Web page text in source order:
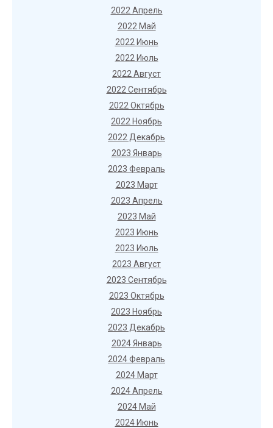
2022 Апрель
2022 Май
2022 Июнь
2022 Июль
2022 Август
2022 Сентябрь
2022 Октябрь
2022 Ноябрь
2022 Декабрь
2023 Январь
2023 Февраль
2023 Март
2023 Апрель
2023 Май
2023 Июнь
2023 Июль
2023 Август
2023 Сентябрь
2023 Октябрь
2023 Ноябрь
2023 Декабрь
2024 Январь
2024 Февраль
2024 Март
2024 Апрель
2024 Май
2024 Июнь